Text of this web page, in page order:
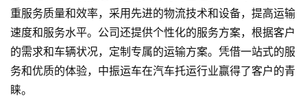
重服务质量和效率，采用先进的物流技术和设备，提高运输
速度和服务水平。公司还提供个性化的服务方案，根据客户
的需求和车辆状况，定制专属的运输方案。凭借一站式的服
务和优质的体验，中振运车在汽车托运行业赢得了客户的青
睐。